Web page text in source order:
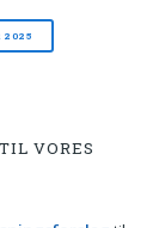
2025
VORES